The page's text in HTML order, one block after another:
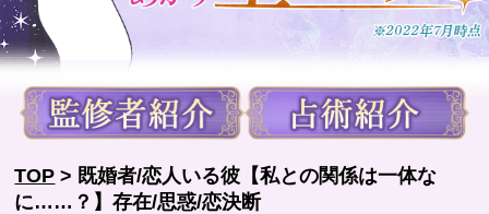
TOP > 既婚者/恋人いる彼【私との関係は一体な
に……？】存在/思惑/恋決断